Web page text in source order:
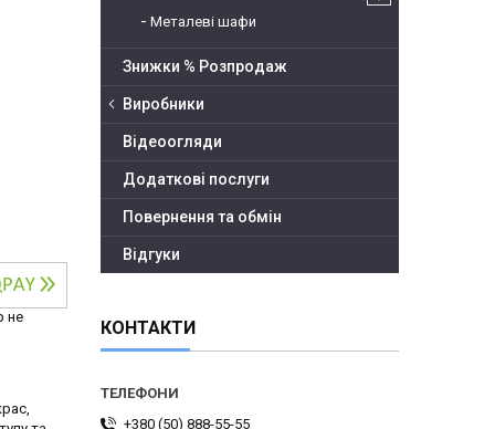
не
Металеві шафи
Знижки % Розпродаж
Виробники
Відеоогляди
Додаткові послуги
Повернення та обмін
Відгуки
КОНТАКТИ
+380 (50) 888-55-55